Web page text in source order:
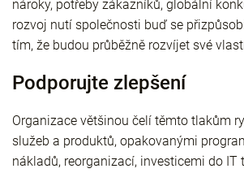
nároky, potřeby zákazníků, globální
rozvoj nutí společnosti buď se
tím, že budou průběžně rozvíjet své
Podporujte zlepšení
Organizace většinou čelí těmto tlakům
služeb a produktů, opakovanými
nákladů, reorganizací, investicemi do IT